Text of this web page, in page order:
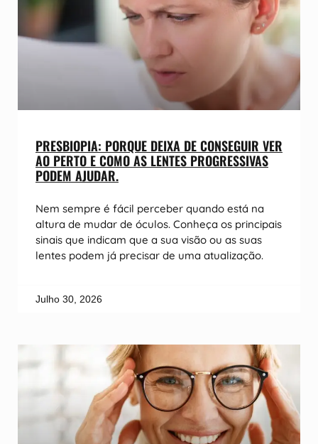
PRESBIOPIA: PORQUE DEIXA DE CONSEGUIR VER
AO PERTO E COMO AS LENTES PROGRESSIVAS
PODEM AJUDAR.
Nem sempre é fácil perceber quando está na
altura de mudar de óculos. Conheça os principais
sinais que indicam que a sua visão ou as suas
lentes podem já precisar de uma atualização.
Julho 30, 2026